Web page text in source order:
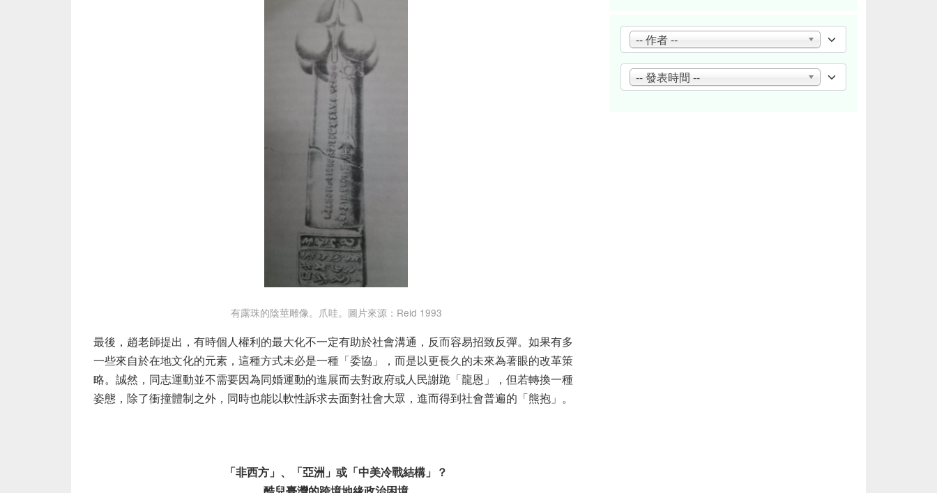
有露珠的陰莖雕像。爪哇。圖片來源：Reid 1993
最後，趙老師提出，有時個人權利的最大化不一定有助於社會溝通，反而容易招致反彈。如果有多
一些來自於在地文化的元素，這種方式未必是一種「委協」，而是以更長久的未來為著眼的改革策
略。誠然，同志運動並不需要因為同婚運動的進展而去對政府或人民謝跪「龍恩」，但若轉換一種
姿態，除了衝撞體制之外，同時也能以軟性訴求去面對社會大眾，進而得到社會普遍的「熊抱」。
「非西方」、「亞洲」或「中美冷戰結構」？
-- 作者 --
-- 發表時間 --